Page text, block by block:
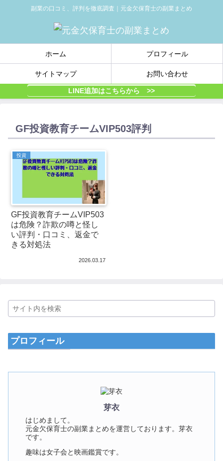
副業の口コミ、評判を徹底調査｜元金欠保育士の副業まとめ
ホーム プロフィール
サイトマップ お問い合わせ
LINE追加はこちらから >>
GF投資教育チームVIP503評判
投資
GF投資教育チームVIP503
は危険？詐欺の噂と怪し
い評判・口コミ、返金で
きる対処法
2026.03.17
プロフィール
芽衣
はじめまして。
元金欠保育士の副業まとめを運営しております。芽衣
です。
趣味は女子会と映画鑑賞です。